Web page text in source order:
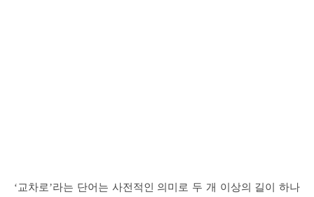
‘교차로’라는 단어는 사전적인 의미로 두 개 이상의 길이 하나